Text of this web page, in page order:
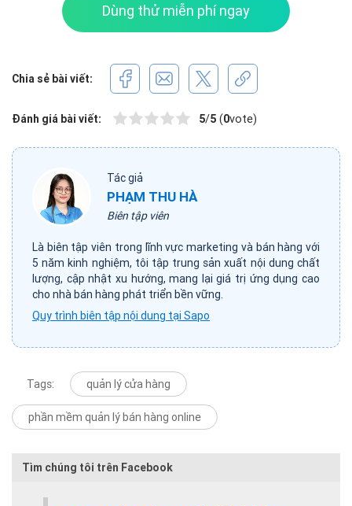
Dùng thử miễn phí ngay
Chia sẻ bài viết:
Đánh giá bài viết: 5/5 (0vote)
Tác giả
PHẠM THU HÀ
Biên tập viên
Là biên tập viên trong lĩnh vực marketing và bán hàng với
5 năm kinh nghiệm, tôi tập trung sản xuất nội dung chất
lượng, cập nhật xu hướng, mang lại giá trị ứng dụng cao
cho nhà bán hàng phát triển bền vững.
Quy trình biên tập nội dung tại Sapo
Tags: quản lý cửa hàng
phần mềm quản lý bán hàng online
Tìm chúng tôi trên Facebook